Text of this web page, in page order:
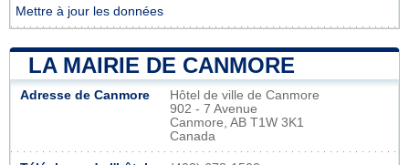
Mettre à jour les données
LA MAIRIE DE CANMORE
Adresse de Canmore
Hôtel de ville de Canmore
902 - 7 Avenue
Canmore, AB T1W 3K1
Canada